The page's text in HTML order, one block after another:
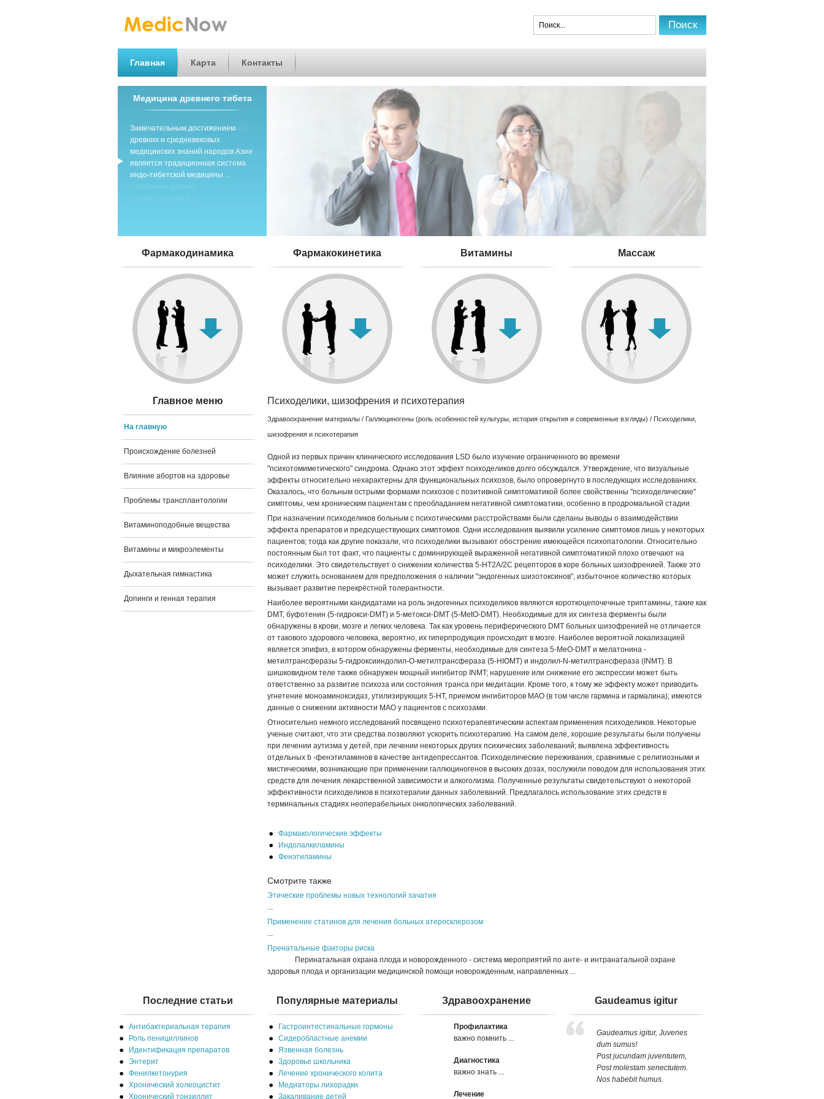
Главная Карта Контакты
Медицина древнего тибета
Замечательным достижением
древних и средневековых
медицинских знаний народов Азии
является традиционная система
индо-тибетской медицины ...
Фармакодинамика Фармакокинетика
особенности
поступления
препарата в
организм.
ЧИТАТЬ
Витамины Mассаж
Психоделики, шизофрения и психотерапия
Здравоохранение материалы/ Галлюциногены (роль особенностей культуры, история открытия и современные взгляды) / Психоделики,
шизофрения и психотерапия
Одной из первых причин клинического исследования LSD было изучение ограниченного во времени
"психотомиметического" синдрома. Однако этот эффект психоделиков долго обсуждался. Утверждение, что визуальные
эффекты относительно нехарактерны для функциональных психозов, было опровергнуто в последующих исследованиях.
Оказалось, что больным острыми формами психозов с позитивной симптоматикой более свойственны "психоделические"
симптомы, чем хроническим пациентам с преобладанием негативной симптоматики, особенно в продромальной стадии.
При назначении психоделиков больным с психотическими расстройствами были сделаны выводы о взаимодействии
эффекта препаратов и предсуществующих симптомов. Одни исследования выявили усиление симптомов лишь у некоторых
пациентов; тогда как другие показали, что психоделики вызывают обострение имеющейся психопатологии. Относительно
постоянным был тот факт, что пациенты с доминирующей выраженной негативной симптоматикой плохо отвечают на
психоделики. Это свидетельствует о снижении количества 5-НТ2А/2С рецепторов в коре больных шизофренией. Также это
может служить основанием для предположения о наличии "эндогенных шизотоксинов", избыточное количество которых
вызывает развитие перекрёстной толерантности.
Наиболее вероятными кандидатами на роль эндогенных психоделиков являются короткоцепочечные триптамины, такие как
DMT, буфотенин (5-гидрокси-DMT) и 5-метокси-DMT (5-MetO-DMT). Необходимые для их синтеза ферменты были
обнаружены в крови, мозге и легких человека. Так как уровень периферического DMT больных шизофренией не отличается
от такового здорового человека, вероятно, их гиперпродукция происходит в мозге. Наиболее вероятной локализацией
является эпифиз, в котором обнаружены ферменты, необходимые для синтеза 5-MeO-DMT и мелатонина -
метилтрансферазы 5-гидроксииндолил-О-метилтрансфераза (5-HIOMT) и индолил-N-метилтрансфераза (INMT). В
шишковидном теле также обнаружен мощный ингибитор INMT; нарушение или снижение его экспрессии может быть
ответственно за развитие психоза или состояния транса при медитации. Кроме того, к тому же эффекту может приводить
угнетение моноаминоксидаз, утилизирующих 5-НТ, приемом ингибиторов МАО (в том числе гармина и гармалина); имеются
данные о снижении активности МАО у пациентов с психозами.
Относительно немного исследований посвящено психотерапевтическим аспектам применения психоделиков. Некоторые
ученые считают, что эти средства позволяют ускорить психотерапию. На самом деле, хорошие результаты были получены
при лечении аутизма у детей, при лечении некоторых других психических заболеваний; выявлена эффективность
отдельных b -фенэтиламинов в качестве антидепрессантов. Психоделические переживания, сравнимые с религиозными и
мистическими, возникающие при применении галлюциногенов в высоких дозах, послужили поводом для использования этих
средств для лечения лекарственной зависимости и алкоголизма. Полученные результаты свидетельствуют о некоторой
эффективности психоделиков в психотерапии данных заболеваний. Предлагалось использование этих средств в
терминальных стадиях неоперабельных онкологических заболеваний.
Фармакологические эффекты
Индолалкиламины
Фенэтиламины
Смотрите также
Этические проблемы новых технологий зачатия
...
Применение статинов для лечения больных атеросклерозом
...
Пренатальные факторы риска
Перинатальная охрана плода и новорожденного - система мероприятий по анте- и интранатальной охране
здоровья плода и организации медицинской помощи новорожденным, направленных ...
Главное меню
На главную
Происхождение болезней
Влияние абортов на здоровье
Проблемы трансплантологии
Витаминоподобные вещества
Витамины и микроэлементы
Дыхательная гимнастика
Допинги и генная терапия
Последние статьи
Антибактериальная терапия
Роль пенициллинов
Идентификация препаратов
Энтерит
Фенилкетонурия
Хронический холеоцистит
Хронический тонзиллит
Популярные материалы
Гастроинтестинальные гормоны
Сидеробластные анемии
Язвенная болезнь
Здоровье школьника
Лечение хронического колита
Медиаторы лихорадки
Закаливание детей
Здравоохранение
Профилактика
важно помнить ...
Диагностика
важно знать ...
Лечение
Gaudeamus igitur
Gaudeamus igitur, Juvenes
dum sumus!
Post jucundam juventutem,
Post molestam senectutem.
Nos habebit humus.